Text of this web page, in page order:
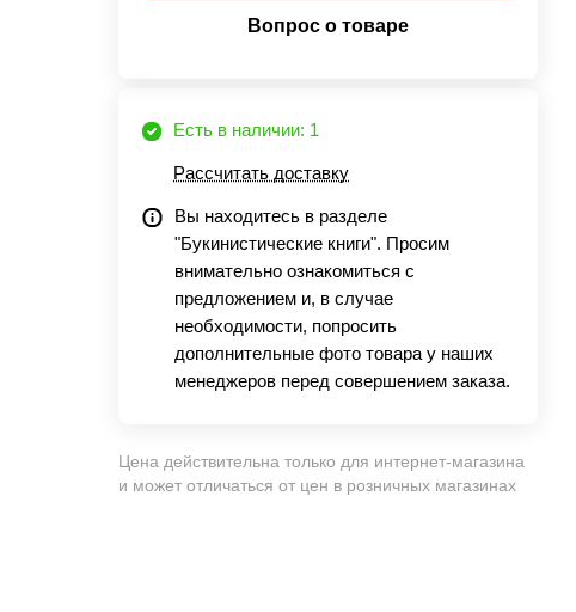
Вопрос о товаре
Есть в наличии: 1
Рассчитать доставку
Вы находитесь в разделе
"Букинистические книги". Просим
внимательно ознакомиться с
предложением и, в случае
необходимости, попросить
дополнительные фото товара у наших
менеджеров перед совершением заказа.
Цена действительна только для интернет-магазина
и может отличаться от цен в розничных магазинах